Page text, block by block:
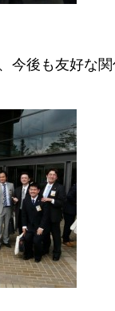
今後も友好な